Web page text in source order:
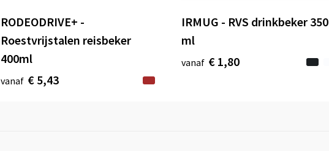
RODEODRIVE+ -
Roestvrijstalen reisbeker
400ml
vanaf € 5,43
IRMUG - RVS drinkbeker 350
ml
vanaf € 1,80